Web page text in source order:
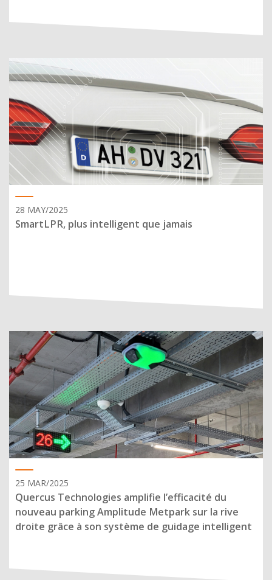
28 MAY/2025
SmartLPR, plus intelligent que jamais
25 MAR/2025
Quercus Technologies amplifie l’efficacité du
nouveau parking Amplitude Metpark sur la rive
droite grâce à son système de guidage intelligent